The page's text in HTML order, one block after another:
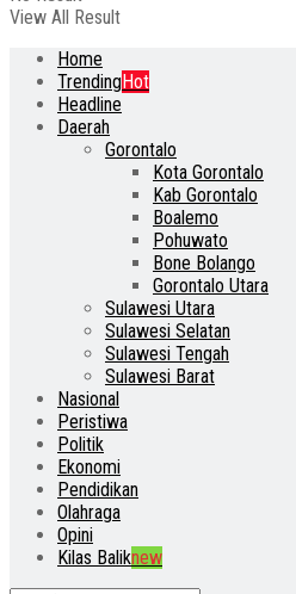
View All Result
Home
TrendingHot
Headline
Daerah
Gorontalo
Kota Gorontalo
Kab Gorontalo
Boalemo
Pohuwato
Bone Bolango
Gorontalo Utara
Sulawesi Utara
Sulawesi Selatan
Sulawesi Tengah
Sulawesi Barat
Nasional
Peristiwa
Politik
Ekonomi
Pendidikan
Olahraga
Opini
Kilas Baliknew